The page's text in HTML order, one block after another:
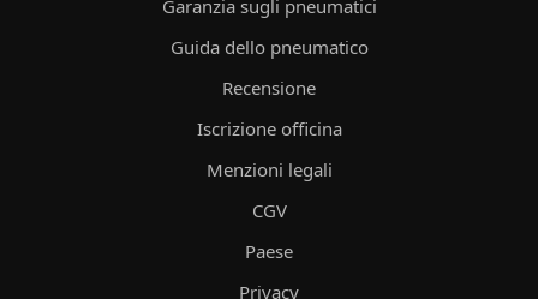
Garanzia sugli pneumatici
Guida dello pneumatico
Recensione
Iscrizione officina
Menzioni legali
CGV
Paese
Privacy